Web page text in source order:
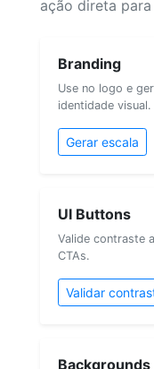
ação direta
Branding
Use no logo e
identidade visual.
Gerar escala
UI Buttons
Valide contraste
CTAs.
Validar
Backgrounds